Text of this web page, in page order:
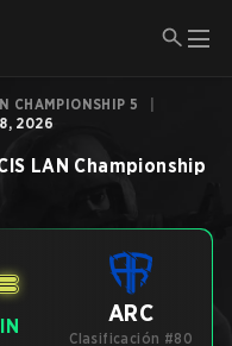
CHAMPIONSHIP 5
2026
LAN Championship
ARC
Clasificación #80